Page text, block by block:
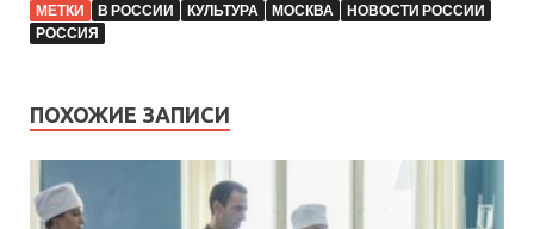
МЕТКИ В РОССИИ КУЛЬТУРА МОСКВА
НОВОСТИ РОССИИ
РОССИЯ
ПОХОЖИЕ ЗАПИСИ